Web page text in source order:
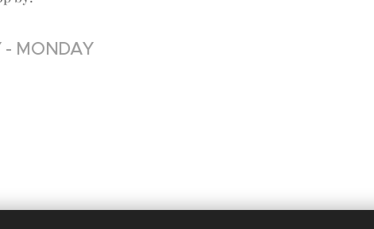
- MONDAY